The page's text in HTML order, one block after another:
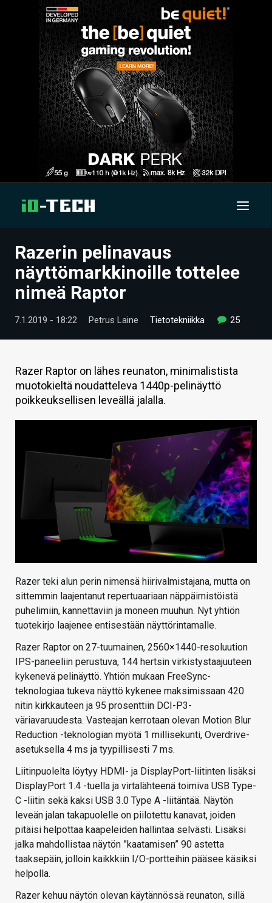
UUTISET
ARTIKKELIT
VIDEOT
TECHBBS
TIETOA
HINTA.FI
Razerin pelinavaus
näyttömarkkinoille tottelee
nimeä Raptor
7.1.2019 - 18:22 Petrus Laine Tietotekniikka 25
Razer Raptor on lähes reunaton, minimalistista
muotokieltä noudatteleva 1440p-pelinäyttö
poikkeuksellisen leveällä jalalla.
Razer teki alun perin nimensä hiirivalmistajana, mutta on
sittemmin laajentanut repertuaariaan näppäimistöistä
puhelimiin, kannettaviin ja moneen muuhun. Nyt yhtiön
tuotekirjo laajenee entisestään näyttörintamalle.
Razer Raptor on 27-tuumainen, 2560×1440-resoluution
IPS-paneeliin perustuva, 144 hertsin virkistystaajuuteen
kykenevä pelinäyttö. Yhtiön mukaan FreeSync-
teknologiaa tukeva näyttö kykenee maksimissaan 420
nitin kirkkauteen ja 95 prosenttiin DCI-P3-
väriavaruudesta. Vasteajan kerrotaan olevan Motion Blur
Reduction -teknologian myötä 1 millisekunti, Overdrive-
asetuksella 4 ms ja tyypillisesti 7 ms.
Liitinpuolelta löytyy HDMI- ja DisplayPort-liitinten lisäksi
DisplayPort 1.4 -tuella ja virtalähteenä toimiva USB Type-
C -liitin sekä kaksi USB 3.0 Type A -liitäntää. Näytön
leveän jalan takapuolelle on piilotettu kanavat, joiden
pitäisi helpottaa kaapeleiden hallintaa selvästi. Lisäksi
jalka mahdollistaa näytön ”kaatamisen” 90 astetta
taaksepäin, jolloin kaikkkiin I/O-portteihin pääsee käsiksi
helpolla.
Razer kehuu näytön olevan käytännössä reunaton, sillä